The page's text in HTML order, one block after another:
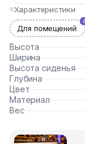
Характеристики
Для помещений
Высота
Ширина
Высота сиденья
Глубина
Цвет
Материал
Вес